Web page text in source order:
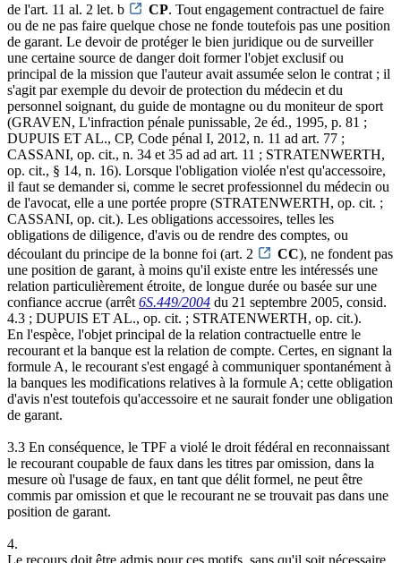
de l'art. 11 al. 2 let. b
CP. Tout engagement contractuel de faire
ou de ne pas faire quelque chose ne fonde toutefois pas une position
de garant. Le devoir de protéger le bien juridique ou de surveiller
une certaine source de danger doit former l'objet exclusif ou
principal de la mission que l'auteur avait assumée selon le contrat ; il
s'agit par exemple du devoir de protection du médecin et du
personnel soignant, du guide de montagne ou du moniteur de sport
(GRAVEN, L'infraction pénale punissable, 2e éd., 1995, p. 81 ;
DUPUIS ET AL., CP, Code pénal I, 2012, n. 11 ad art. 77 ;
CASSANI, op. cit., n. 34 et 35 ad ad art. 11 ; STRATENWERTH,
op. cit., § 14, n. 16). Lorsque l'obligation violée n'est qu'accessoire,
il faut se demander si, comme le secret professionnel du médecin ou
de l'avocat, elle a une portée propre (STRATENWERTH, op. cit. ;
CASSANI, op. cit.). Les obligations accessoires, telles les
obligations de diligence, d'avis ou de rendre des comptes, ou
découlant du principe de la bonne foi (art. 2
CC), ne fondent pas
une position de garant, à moins qu'il existe entre les intéressés une
relation particulièrement étroite, de longue durée ou basée sur une
confiance accrue (arrêt 6S.449/2004 du 21 septembre 2005, consid.
4.3 ; DUPUIS ET AL., op. cit. ; STRATENWERTH, op. cit.).
En l'espèce, l'objet principal de la relation contractuelle entre le
recourant et la banque est la relation de compte. Certes, en signant la
formule A, le recourant s'est engagé à communiquer spontanément à
la banques les modifications relatives à la formule A; cette obligation
d'avis n'est toutefois qu'accessoire et ne saurait fonder une obligation
de garant.
3.3 En conséquence, le TPF a violé le droit fédéral en reconnaissant
le recourant coupable de faux dans les titres par omission, dans la
mesure où l'usage de faux, en tant que délit formel, ne peut être
commis par omission et que le recourant ne se trouvait pas dans une
position de garant.
4.
Le recours doit être admis pour ces motifs, sans qu'il soit nécessaire